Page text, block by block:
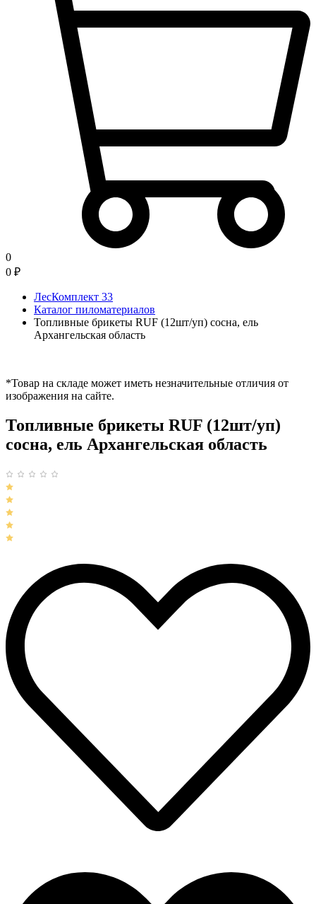
0
0 ₽
ЛесКомплект 33
Каталог пиломатериалов
Топливные брикеты RUF (12шт/уп) сосна, ель
Архангельская область
*Товар на складе может иметь незначительные отличия от
изображения на сайте.
Топливные брикеты RUF (12шт/уп)
сосна, ель Архангельская область